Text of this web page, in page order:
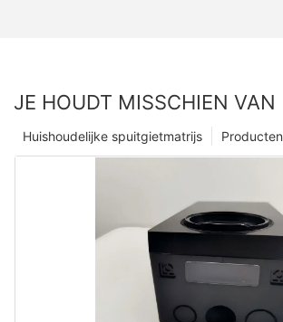
JE HOUDT MISSCHIEN VAN
Producten
Huishoudelijke spuitgietmatrijs